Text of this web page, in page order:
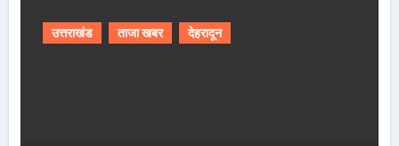
उत्तराखंड ताजा खबर देहरादून